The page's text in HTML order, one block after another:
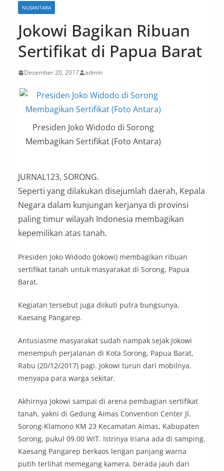
NUSANTARA
Jokowi Bagikan Ribuan
Sertifikat di Papua Barat
Desember 20, 2017 admin
Presiden Joko Widodo di Sorong
Membagikan Sertifikat (Foto Antara)
JURNAL123, SORONG.
Seperti yang dilakukan disejumlah daerah, Kepala
Negara dalam kunjungan kerjanya di provinsi
paling timur wilayah Indonesia membagikan
kepemilikan atas tanah.
Presiden Joko Widodo (Jokowi) membagikan ribuan
sertifikat tanah untuk masyarakat di Sorong, Papua
Barat.
Kegiatan tersebut juga diikuti putra bungsunya,
Kaesang Pangarep.
Antusiasme masyarakat sudah nampak sejak Jokowi
menempuh perjalanan di Kota Sorong, Papua Barat,
Rabu (20/12/2017) pagi. Jokowi turun dari mobilnya,
menyapa para warga sekitar.
Akhirnya Jokowi sampai di arena pembagian sertifikat
tanah, yakni di Gedung Aimas Convention Center Jl.
Sorong-Klamono KM 23 Kecamatan Aimas, Kabupaten
Sorong, pukul 09.00 WIT. Istrinya Iriana ada di samping.
Kaesang Pangarep berkaos lengan panjang warna
putih terlihat memegang kamera, berada jauh dari